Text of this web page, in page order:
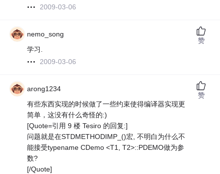
2009-03-06
nemo_song
学习.
2009-03-06
赞
arong1234
有些东西实现的时候做了一些约束使得编译器实现更
简单，这没有什么奇怪的:)
[Quote=引用 9 楼 Tesiro 的回复:]
问题就是在STDMETHODIMP_()宏, 不明白为什么不
能接受typename CDemo <T1, T2>::PDEMO做为参
数?
[/Quote]
赞